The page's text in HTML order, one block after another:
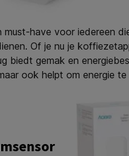
must-have voor iedereen
Of je nu je
biedt gemak en
ook helpt om energie te